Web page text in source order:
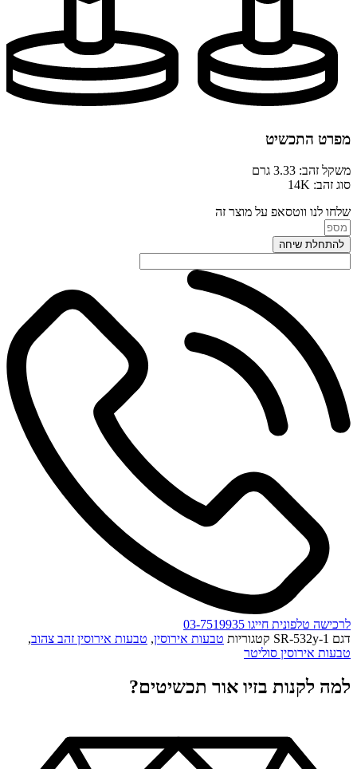
מפרט התכשיט
משקל זהב: 3.33 גרם
סוג זהב: 14K
שלחו לנו ווטסאפ על מוצר זה
להתחלת שיחה
לרכישה טלפונית חייגו 03-7519935
דגם SR-532y-1 קטגוריות טבעות אירוסין, טבעות אירוסין זהב צהוב,
טבעות אירוסין סוליטר
למה לקנות בזיו אור תכשיטים?